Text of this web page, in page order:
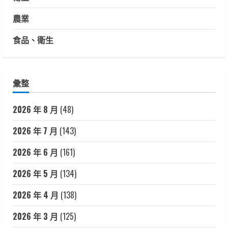
農業
食品、衛生
彙整
2026 年 8 月 (48)
2026 年 7 月 (143)
2026 年 6 月 (161)
2026 年 5 月 (134)
2026 年 4 月 (138)
2026 年 3 月 (125)